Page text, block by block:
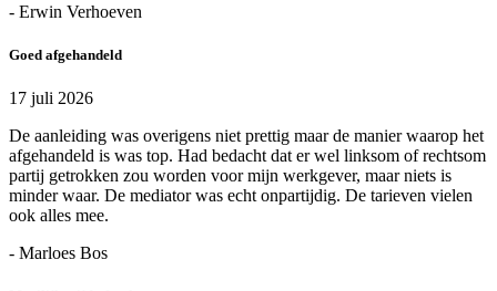
- Erwin Verhoeven
Goed afgehandeld
17 juli 2026
De aanleiding was overigens niet prettig maar de manier waarop het
afgehandeld is was top. Had bedacht dat er wel linksom of rechtsom
partij getrokken zou worden voor mijn werkgever, maar niets is
minder waar. De mediator was echt onpartijdig. De tarieven vielen
ook alles mee.
- Marloes Bos